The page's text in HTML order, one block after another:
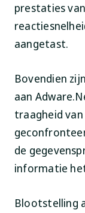
prestaties
aangetast.
Bovendien
aan
traagheid
de
informatie
Blootstelling